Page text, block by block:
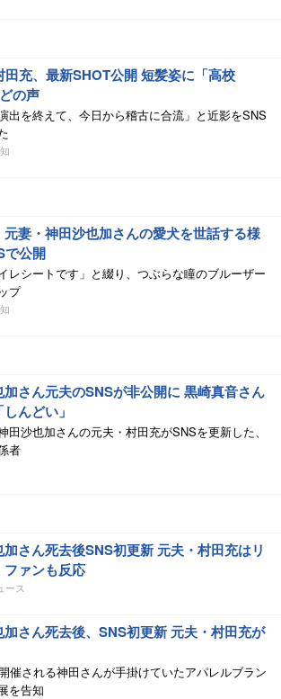
田充、最新SHOT公開 短髪姿に「高校
の声
出を終えて、今日から稽古に合流」と近影をSNS
元妻・神田沙也加さんの愛犬を世話する様
で公開
レシートです」と綴り、つぶらな瞳のブルーザー
プ
加さん元夫のSNSが非公開に 黒崎真音さん
んどい」
田沙也加さんの元夫・村田充がSNSを更新した、
者
さん死去後SNS初更新 元夫・村田充はリ
ファンも反応
ース
加さん死去後、SNS初更新 元夫・村田充が
催される神田さんが手掛けていたアパレルブラン
を告知